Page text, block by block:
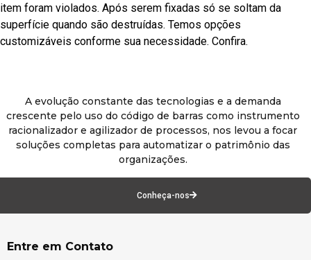
item foram violados. Após serem fixadas só se soltam da
superfície quando são destruídas. Temos opções
customizáveis conforme sua necessidade. Confira.
A evolução constante das tecnologias e a demanda
crescente pelo uso do código de barras como instrumento
racionalizador e agilizador de processos, nos levou a focar
soluções completas para automatizar o patrimônio das
organizações.
Conheça-nos
Entre em Contato